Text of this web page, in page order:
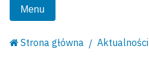
Menu
Strona główna Aktualności